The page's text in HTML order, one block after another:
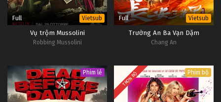
Full Vietsub
Vụ trộm Mussolini
Robbing Mussolini
Full Vietsub
Trường An Ba Vạn Dặm
Chang An
Phim lẻ TRỌN BỘ Phim bộ